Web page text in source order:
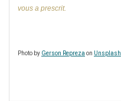
vous a prescrit.
Photo by Gerson Repreza on Unsplash